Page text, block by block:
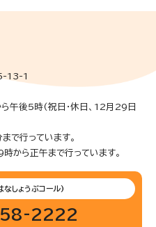
5-13-1
午後5時(祝日・休日、12月29日
で行っています。
から正午まで行っています。
なしょうぶコール)
2222